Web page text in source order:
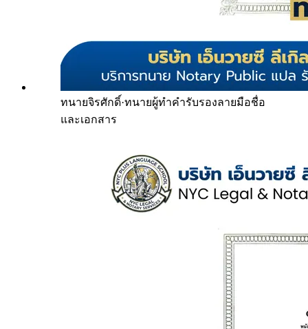
ทนายจิรศักดิ์·ทนายผู้ทำคำรับรองลายมือชื่อ
และเอกสาร